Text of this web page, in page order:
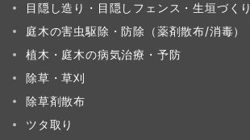
目隠し造り・目隠しフェンス・生垣づくり
庭木の害虫駆除・防除（薬剤散布/消毒）
植木・庭木の病気治療・予防
除草・草刈
除草剤散布
ツタ取り